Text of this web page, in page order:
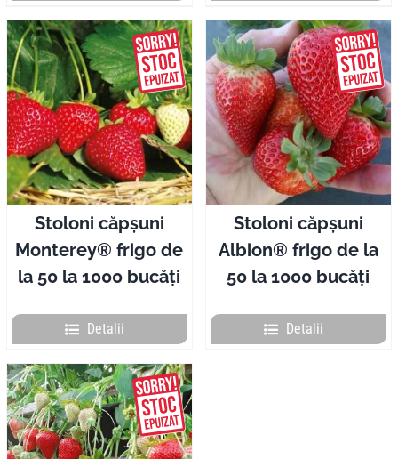
Stoloni căpșuni
Monterey® frigo de
la 50 la 1000 bucăți
Detalii
Stoloni căpșuni
Albion® frigo de la
50 la 1000 bucăți
Detalii